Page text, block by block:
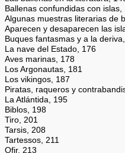
Ballenas confundidas con islas,
Algunas muestras literarias de
Aparecen y desaparecen las
Buques fantasmas y a la
La nave del Estado, 176
Aves marinas, 178
Los Argonautas, 181
Los vikingos, 187
Piratas, raqueros y
La Atlántida, 195
Biblos, 198
Tiro, 201
Tarsis, 208
Tartessos, 211
Ofir, 213